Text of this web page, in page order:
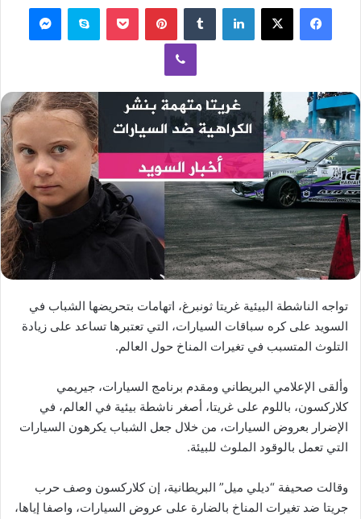
فيسبوك لينكدإن بينتيريست سكايب
ڤايبر
تواجه الناشطة البيئية غريتا ثونبرغ، اتهامات بتحريضها الشباب في
السويد على كره سباقات السيارات، التي تعتبرها تساعد على زيادة
التلوث المتسبب في تغيرات المناخ حول العالم.
وألقى الإعلامي البريطاني ومقدم برنامج السيارات، جيريمي
كلاركسون، باللوم على غريتا، أصغر ناشطة بيئية في العالم، في
الإضرار بعروض السيارات، من خلال جعل الشباب يكرهون السيارات
التي تعمل بالوقود الملوث للبيئة.
وقالت صحيفة “ديلي ميل” البريطانية، إن كلاركسون وصف حرب
جريتا ضد تغيرات المناخ بالضارة على عروض السيارات، واصفا إياها،